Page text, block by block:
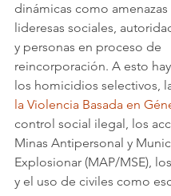
dinámicas como amenazas
lideresas sociales,
y personas en proceso de
reincorporación. A esto
los homicidios selectivos,
la Violencia Basada en
control social ilegal, los
Minas Antipersonal y
Explosionar (MAP/MSE),
y el uso de civiles como